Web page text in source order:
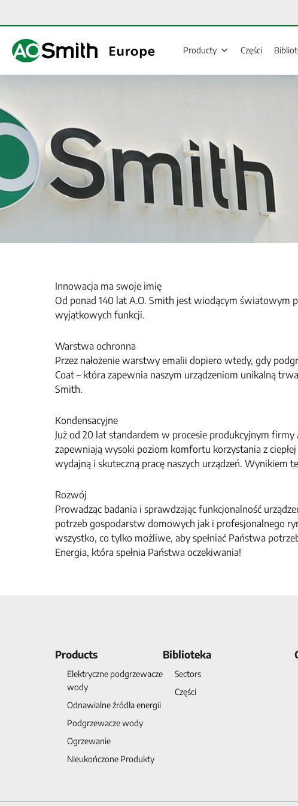
Producty Części
Innowacja ma swoje imię
Od ponad 140 lat A.O. Smith jest wiodącym światowym
wyjątkowych funkcji.
Warstwa ochronna
Przez nałożenie warstwy emalii dopiero wtedy, gdy
Coat – która zapewnia naszym urządzeniom unikalną
Smith.
Kondensacyjne
Już od 20 lat standardem w procesie produkcyjnym
zapewniają wysoki poziom komfortu korzystania z
wydajną i skuteczną pracę naszych urządzeń. Wynikiem
Rozwój
Prowadząc badania i sprawdzając funkcjonalność
potrzeb gospodarstw domowych jak i profesjonalnego
wszystko, co tylko możliwe, aby spełniać Państwa
Energia, która spełnia Państwa oczekiwania!
Products
Elektryczne podgrzewacze
wody
Odnawialne źródła energii
Podgrzewacze wody
Ogrzewanie
Nieukończone Produkty
Biblioteka
Sectors
Części